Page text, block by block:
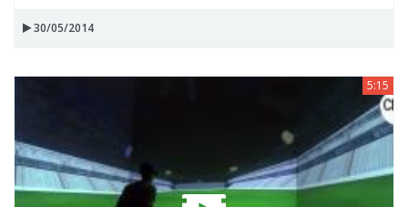
30/05/2014
5:15